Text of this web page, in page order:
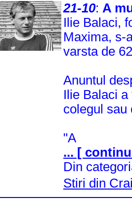
21-10: A
Ilie Balaci,
Maxima, s-
varsta de
Anuntul
Ilie Balaci
colegul sau
"A
... [
Din
Stiri din